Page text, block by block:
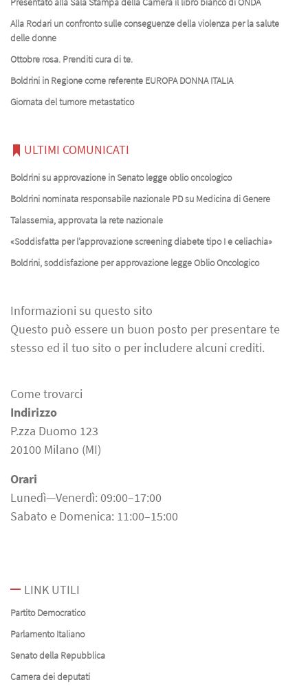
Alla Rodari un confronto sulle conseguenze della violenza per la salute
delle donne
Ottobre rosa. Prenditi cura di te.
Boldrini in Regione come referente EUROPA DONNA ITALIA
Giornata del tumore metastatico
ULTIMI COMUNICATI
Boldrini su approvazione in Senato legge oblio oncologico
Boldrini nominata responsabile nazionale PD su Medicina di Genere
Talassemia, approvata la rete nazionale
«Soddisfatta per l’approvazione screening diabete tipo I e celiachia»
Boldrini, soddisfazione per approvazione legge Oblio Oncologico
Informazioni su questo sito
Questo può essere un buon posto per presentare te
stesso ed il tuo sito o per includere alcuni crediti.
Come trovarci
Indirizzo
P.zza Duomo 123
20100 Milano (MI)
Orari
Lunedì—Venerdì: 09:00–17:00
Sabato e Domenica: 11:00–15:00
LINK UTILI
Partito Democratico
Parlamento Italiano
Senato della Repubblica
Camera dei deputati